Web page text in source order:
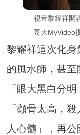
視帝黎耀祥開
哥大MyVideo
黎耀祥這次化身
的風水師，甚至
「眼大黑白分
「顴骨太高，
人心髓」，再